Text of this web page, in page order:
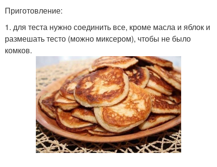
Приготовление:
1. для теста нужно соединить все, кроме масла и яблок и
размешать тесто (можно миксером), чтобы не было
комков.